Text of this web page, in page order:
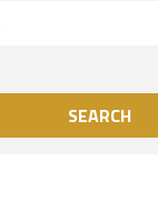
SEARCH